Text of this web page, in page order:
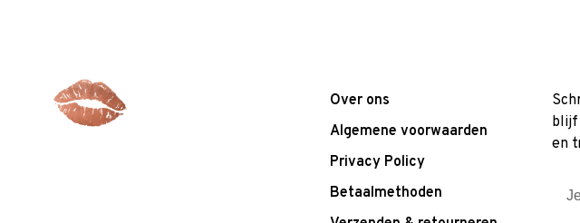
Over ons
Algemene voorwaarden
Privacy Policy
Betaalmethoden
blijf
en